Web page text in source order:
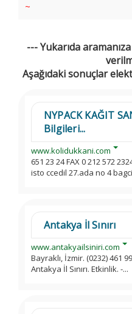
~
--- Yukarıda
Aşağıdaki sonuçlar
NYPACK KAĞIT
Bilgileri...
www.kolidukkani.com
651 23 24 FAX 0 212 572
isto ccedil 27.ada no 4
Antakya İl Sınırı
www.antakyailsiniri.com
Bayraklı, İzmir. (0232) 461
Antakya İl Sınırı. Etkinlik. -...